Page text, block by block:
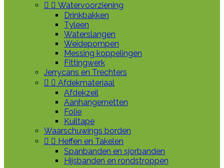
  Watervoorziening
Drinkbakken
Tyleen
Waterslangen
Weidepompen
Messing koppelingen
Fittingwerk
Jerrycans en Trechters
  Afdekmateriaal
Afdekzeil
Aanhangernetten
Folie
Kuiltape
Waarschuwings borden
  Heffen en Takelen
Spanbanden en sjorbanden
Hijsbanden en rondstroppen